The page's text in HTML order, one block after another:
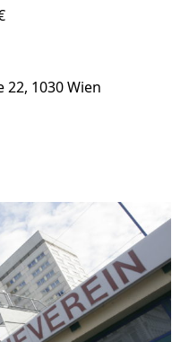
1030 Wien